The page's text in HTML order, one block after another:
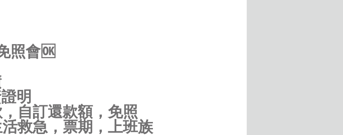
照會🆗
明
自訂還款額，免照
救急，票期，上班族